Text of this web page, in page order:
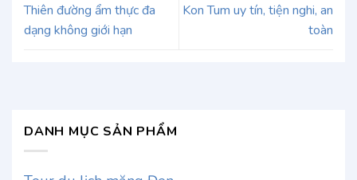
Thiên đường ẩm thực đa
dạng không giới hạn
Kon Tum uy tín, tiện nghi, an
toàn
DANH MỤC SẢN PHẨM